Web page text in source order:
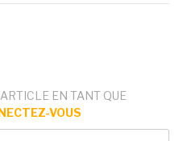
EN TANT QUE
VOUS